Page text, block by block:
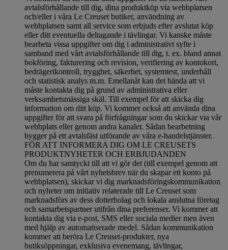
avtalsförhållande till dig, dina produktköp via webbplatsen
och/eller i våra Le Creuset butiker, användning av
webbplatsen samt all service som erbjuds efter avslutat köp
eller ditt eventuella deltagande i tävlingar. Vi kanske måste
bearbeta vissa uppgifter om dig i administrativt syfte i
samband med vårt avtalsförhållande till dig, t. ex. bland annat
bokföring, fakturering och revision, verifiering av kontokort,
bedrägerikontroll, trygghet, säkerhet, systemtest, underhåll
och statistisk analys m.m. Emellanåt kan det hända att vi
måste kontakta dig på grund av administrativa eller
verksamhetsmässiga skäl. Till exempel för att skicka dig
information om ditt köp. Vi kommer också att använda dina
uppgifter för att svara på förfrågningar som du skickar via vår
webbplats eller genom andra kanaler. Sådan bearbetning
bygger på ett avtalsfäst utförande av våra e-handelstjänster.
FÖR ATT INFORMERA DIG OM LE CREUSETS
PRODUKTNYHETER OCH ERBJUDANDEN
Om du har samtyckt till att vi gör det (till exempel genom att
prenumerera på vårt nyhetsbrev när du skapar ett konto på
webbplatsen), skickar vi dig marknadsföringskommunikation
och nyheter om initiativ relaterade till Le Creuset som
marknadsförs av dess dotterbolag och lokala anslutna företag
och samarbetspartner utifrån dina preferenser. Vi kommer att
kontakta dig via e-post, SMS eller sociala medier men även
med hjälp av automatiserade medel. Sådan kommunikation
kommer att beröra Le Creuset-produkter, nya
butiksöppningar, exklusiva evenemang, tävlingar,